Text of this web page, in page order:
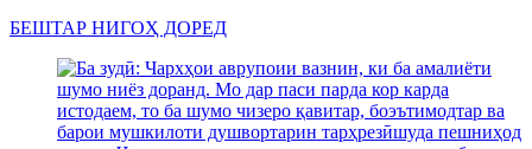
БЕШТАР НИГОҲ ДОРЕД